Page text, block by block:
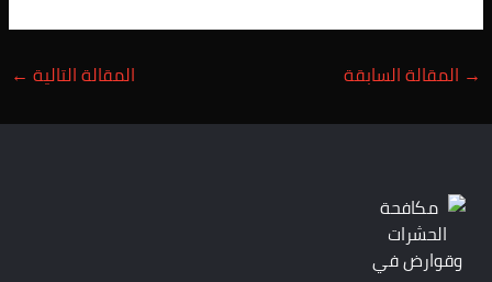
→ المقالة السابقة المقالة التالية ←